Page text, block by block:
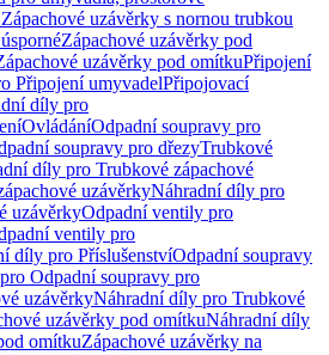
uzávěrky s nornou trubkou
Zápachové uzávěrky pod
uzávěrky pod omítkuPřipojení
Připojení umyvadelPřipojovací
díly pro
OvládáníOdpadní soupravy pro
soupravy pro dřezyTrubkové
díly pro Trubkové zápachové
uzávěrkyNáhradní díly pro
uzávěrkyOdpadní ventily pro
ventily pro
díly pro PříslušenstvíOdpadní soupravy
Odpadní soupravy pro
uzávěrkyNáhradní díly pro Trubkové
uzávěrky pod omítkuNáhradní díly
omítkuZápachové uzávěrky na